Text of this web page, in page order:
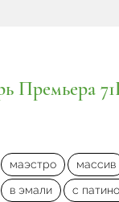
Премьера
маэстро массив
в эмали
с